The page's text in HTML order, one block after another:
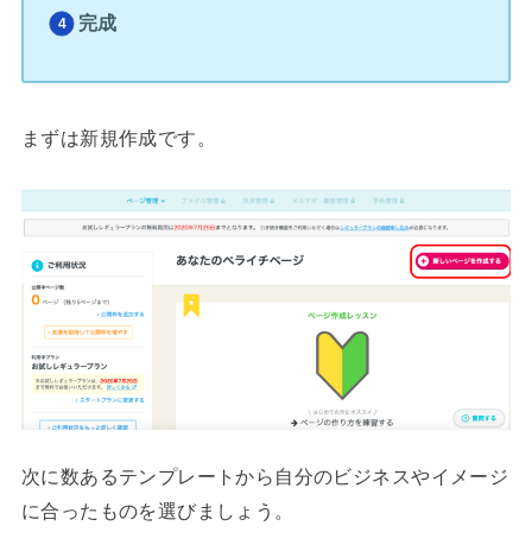
完成
まずは新規作成です。
次に数あるテンプレートから自分のビジネスやイメージ
に合ったものを選びましょう。